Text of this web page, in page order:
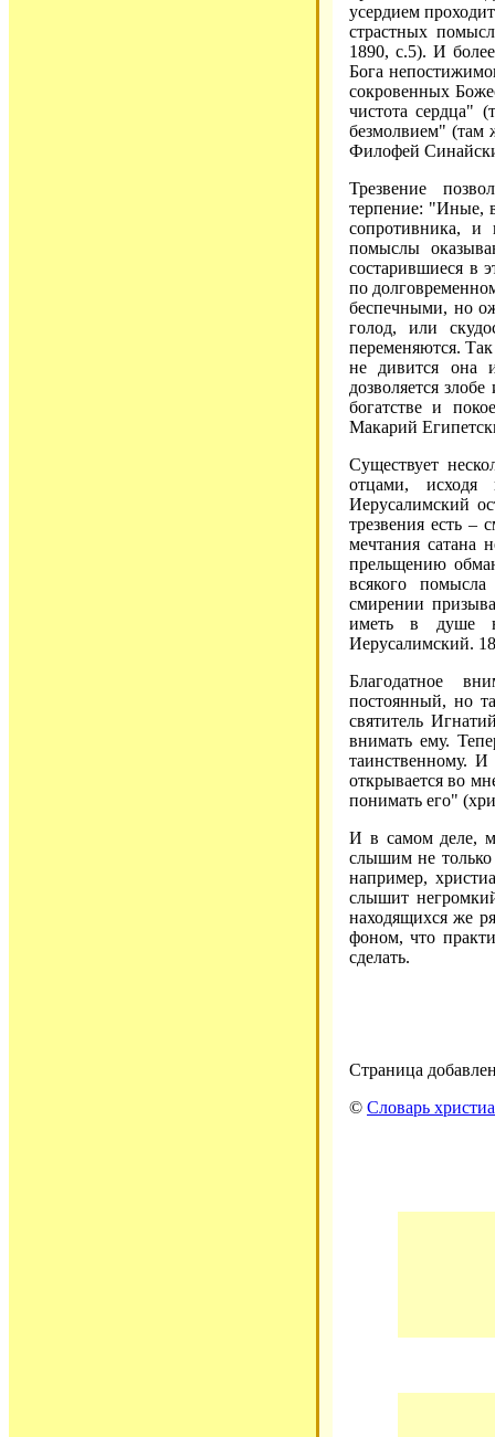
усердием
страстных
1890, с.5). И
Бога
сокровенных
чистота сердца"
безмолвием" (там
Филофей
Трезвение
терпение: "Иные,
сопротивника,
помыслы
состарившиеся в
по
беспечными, но
голод, или
переменяются.
не дивится она
дозволяется
богатстве и
Макарий
Существует
отцами,
Иерусалимский
трезвения есть –
мечтания сатана
прельщению
всякого
смирении
иметь в душе
Иерусалимский.
Благодатное
постоянный, но
святитель
внимать ему.
таинственному.
открывается во
понимать его"
И в самом деле,
слышим не только
например,
слышит
находящихся же
фоном, что
сделать.
Страница
© Словарь